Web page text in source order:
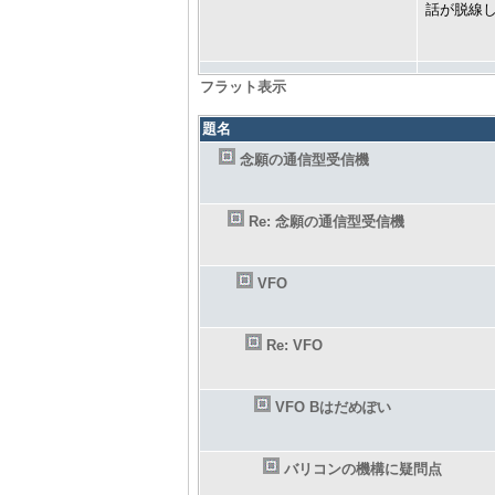
話が脱線
フラット表示
題名
念願の通信型受信機
Re: 念願の通信型受信機
VFO
Re: VFO
VFO Bはだめぽい
バリコンの機構に疑問点